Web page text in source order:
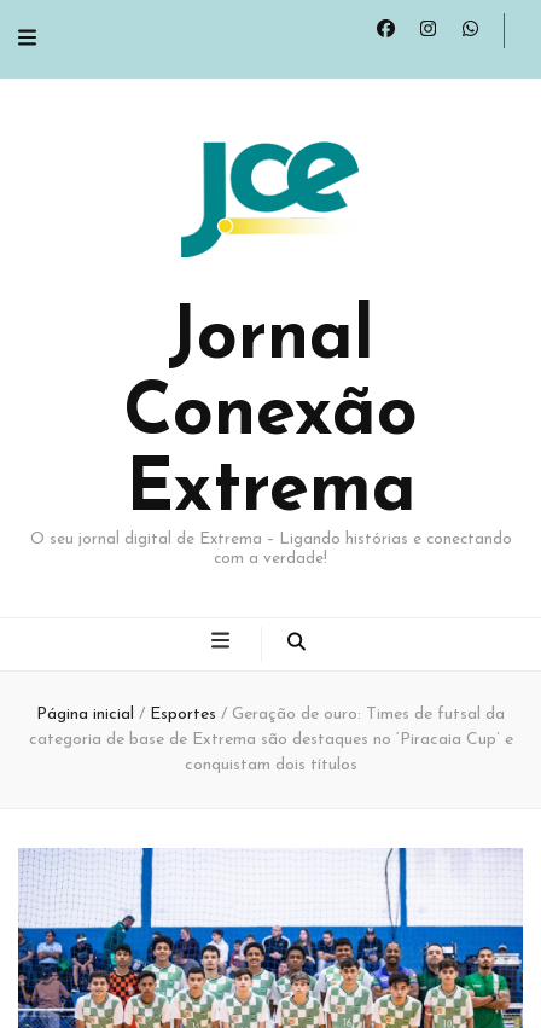
Jornal
Conexão
Extrema
O seu jornal digital de Extrema – Ligando histórias e conectando
com a verdade!
Página inicial / Esportes / Geração de ouro: Times de futsal da
categoria de base de Extrema são destaques no ‘Piracaia Cup’ e
conquistam dois títulos